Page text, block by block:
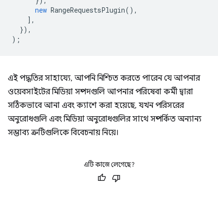
new RangeRequestsPlugin(),
],
}),
);
এই পদ্ধতির সাহায্যে, আপনি নিশ্চিত করতে পারেন যে আপনার
ওয়েবসাইটের মিডিয়া সম্পদগুলি আপনার পরিষেবা কর্মী দ্বারা
সঠিকভাবে আনা এবং ক্যাশে করা হয়েছে, যখন পরিসরের
অনুরোধগুলি এবং মিডিয়া অনুরোধগুলির সাথে সম্পর্কিত অন্যান্য
সম্ভাব্য ত্রুটিগুলিকে বিবেচনায় নিয়ে।
এটি কাজে লেগেছে?